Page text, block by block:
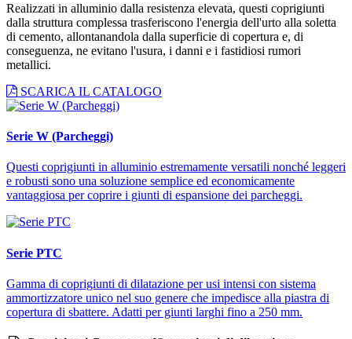
Realizzati in alluminio dalla resistenza elevata, questi coprigiunti
dalla struttura complessa trasferiscono l'energia dell'urto alla soletta
di cemento, allontanandola dalla superficie di copertura e, di
conseguenza, ne evitano l'usura, i danni e i fastidiosi rumori
metallici.
SCARICA IL CATALOGO
Serie W (Parcheggi)
Questi coprigiunti in alluminio estremamente versatili nonché leggeri
e robusti sono una soluzione semplice ed economicamente
vantaggiosa per coprire i giunti di espansione dei parcheggi.
Serie PTC
Gamma di coprigiunti di dilatazione per usi intensi con sistema
ammortizzatore unico nel suo genere che impedisce alla piastra di
copertura di sbattere. Adatti per giunti larghi fino a 250 mm.